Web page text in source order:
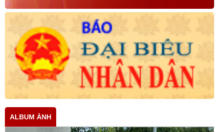
ALBUM ẢNH